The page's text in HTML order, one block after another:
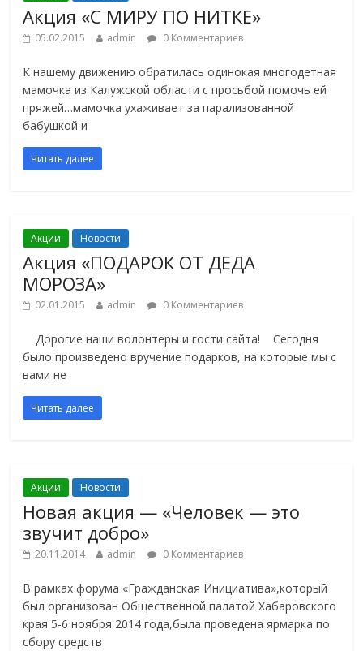
Акция «С МИРУ ПО НИТКЕ»
05.02.2015 admin 0 Комментариев
К нашему движению обратилась одинокая многодетная
мамочка из Калужской области с просьбой помочь ей
пряжей…мамочка ухаживает за парализованной
бабушкой и
Читать далее
Акции Новости
Акция «ПОДАРОК ОТ ДЕДА
МОРОЗА»
02.01.2015 admin 0 Комментариев
Дорогие наши волонтеры и гости сайта! Сегодня
было произведено вручение подарков, на которые мы с
вами не
Читать далее
Акции Новости
Новая акция — «Человек — это
звучит добро»
20.11.2014 admin 0 Комментариев
В рамках форума «Гражданская Инициатива»,который
был организован Общественной палатой Хабаровского
края 5-6 ноября 2014 года,была проведена ярмарка по
сбору средств